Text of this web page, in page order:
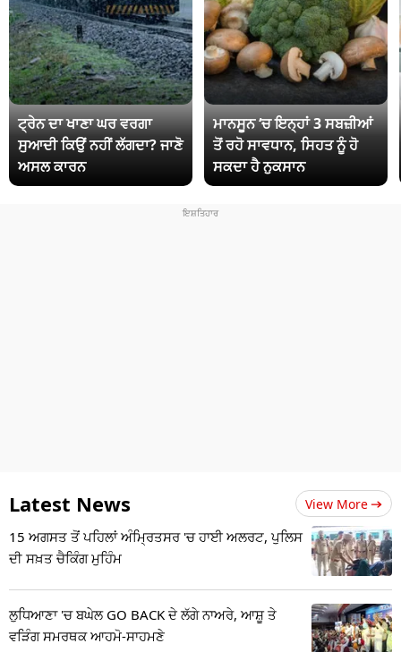
ਟ੍ਰੇਨ ਦਾ ਖਾਣਾ ਘਰ ਵਰਗਾ
ਸੁਆਦੀ ਕਿਉਂ ਨਹੀਂ ਲੱਗਦਾ? ਜਾਣੋ
ਅਸਲ ਕਾਰਨ
ਮਾਨਸੂਨ ‘ਚ ਇਨ੍ਹਾਂ 3 ਸਬਜ਼ੀਆਂ
ਤੋਂ ਰਹੋ ਸਾਵਧਾਨ, ਸਿਹਤ ਨੂੰ ਹੋ
ਸਕਦਾ ਹੈ ਨੁਕਸਾਨ
Latest News View More
15 ਅਗਸਤ ਤੋਂ ਪਹਿਲਾਂ ਅੰਮ੍ਰਿਤਸਰ 'ਚ ਹਾਈ ਅਲਰਟ, ਪੁਲਿਸ
ਦੀ ਸਖ਼ਤ ਚੈਕਿੰਗ ਮੁਹਿੰਮ
ਲੁਧਿਆਣਾ 'ਚ ਬਘੇਲ GO BACK ਦੇ ਲੱਗੇ ਨਾਅਰੇ, ਆਸ਼ੂ ਤੇ
ਵੜਿੰਗ ਸਮਰਥਕ ਆਹਮੋ-ਸਾਹਮਣੇ